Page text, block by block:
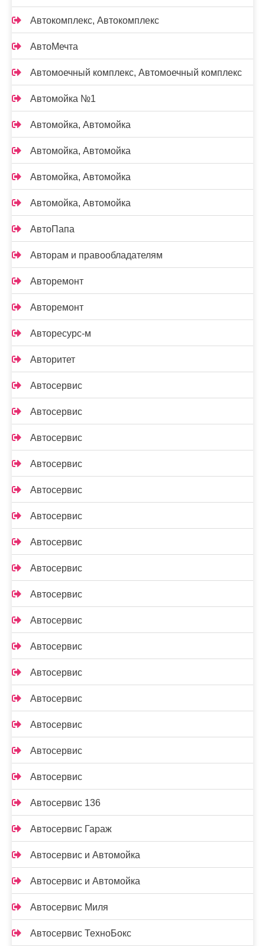
Автокомплекс, Автокомплекс
АвтоМечта
Автомоечный комплекс, Автомоечный комплекс
Автомойка №1
Автомойка, Автомойка
Автомойка, Автомойка
Автомойка, Автомойка
Автомойка, Автомойка
АвтоПапа
Авторам и правообладателям
Авторемонт
Авторемонт
Авторесурс-м
Авторитет
Автосервис
Автосервис
Автосервис
Автосервис
Автосервис
Автосервис
Автосервис
Автосервис
Автосервис
Автосервис
Автосервис
Автосервис
Автосервис
Автосервис
Автосервис
Автосервис
Автосервис 136
Автосервис Гараж
Автосервис и Автомойка
Автосервис и Автомойка
Автосервис Миля
Автосервис ТехноБокс